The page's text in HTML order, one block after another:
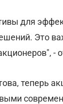
для
Это
-
теперь